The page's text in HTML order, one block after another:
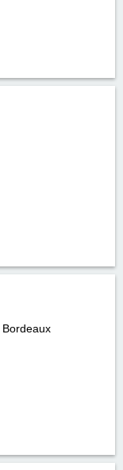
Bordeaux